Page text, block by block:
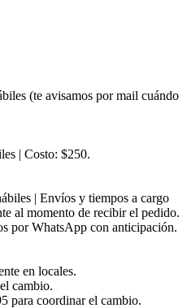
(te avisamos por mail cuándo
| Costo: $250.
| Envíos y tiempos a cargo
al momento de recibir el pedido.
por WhatsApp con anticipación.
en locales.
cambio.
para coordinar el cambio.